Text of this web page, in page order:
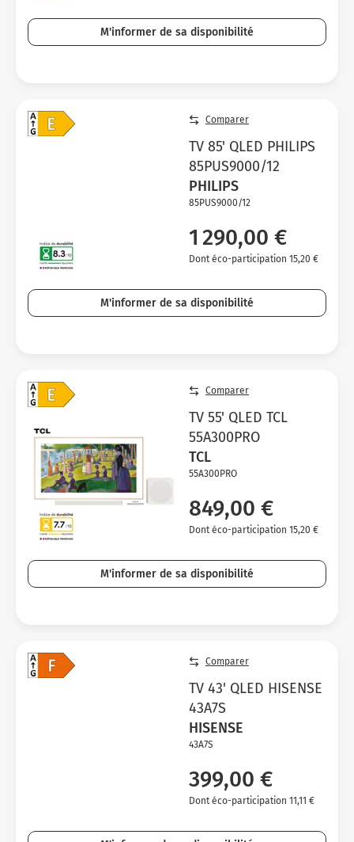
M'informer de sa disponibilité
Comparer
TV 85' QLED PHILIPS
85PUS9000/12
PHILIPS
85PUS9000/12
1 290,00 €
Dont éco-participation 15,20 €
M'informer de sa disponibilité
Comparer
TV 55' QLED TCL
55A300PRO
TCL
55A300PRO
849,00 €
Dont éco-participation 15,20 €
M'informer de sa disponibilité
Comparer
TV 43' QLED HISENSE
43A7S
HISENSE
43A7S
399,00 €
Dont éco-participation 11,11 €